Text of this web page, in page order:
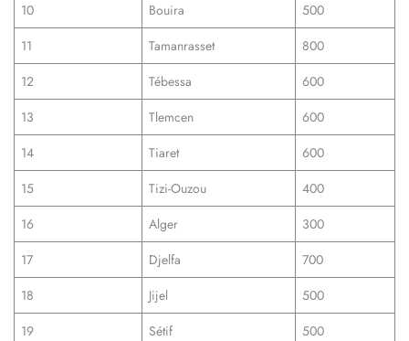
10
Bouira
500
11
Tamanrasset
800
12
Tébessa
600
13
Tlemcen
600
14
Tiaret
600
15
Tizi-Ouzou
400
16
Alger
300
17
Djelfa
700
18
Jijel
500
19
Sétif
500